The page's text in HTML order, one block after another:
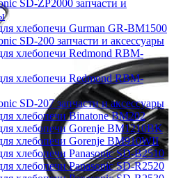
SD-ZP2000 запчасти и
хлебопечи Gurman GR-BM1500
SD-200 запчасти и аксессуары
хлебопечи Redmond RBM-
хлебопечи Redmond RBM-
SD-207 запчасти и аксессуары
хлебопечи Binatone BM202
хлебопечи Gorenje BM1210BK
хлебопечи Gorenje BM910WII
хлебопечи Panasonic SD-B2510
хлебопечи Panasonic SD-R2520